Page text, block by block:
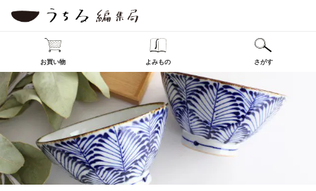
お買い物 よみもの さがす